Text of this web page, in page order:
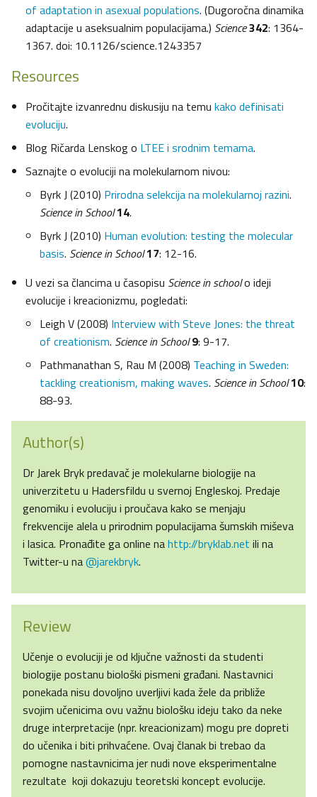
of adaptation in asexual populations. (Dugoročna dinamika
adaptacije u aseksualnim populacijama.) Science342: 1364-
1367. doi: 10.1126/science.1243357
Resources
Pročitajte izvanrednu diskusiju na temu kako definisati
evoluciju.
Blog Ričarda Lenskog o LTEE i srodnim temama.
Saznajte o evoluciji na molekularnom nivou:
Byrk J (2010) Prirodna selekcija na molekularnoj razini.
Science in School14.
Byrk J (2010) Human evolution: testing the molecular
basis. Science in School17: 12-16.
U vezi sa člancima u časopisu Science in schoolo ideji
evolucije i kreacionizmu, pogledati:
Leigh V (2008) Interview with Steve Jones: the threat
of creationism. Science in School9: 9-17.
Pathmanathan S, Rau M (2008) Teaching in Sweden:
tackling creationism, making waves. Science in School10:
88-93.
Author(s)
Dr Jarek Bryk predavač je molekularne biologije na
univerzitetu u Hadersfildu u svernoj Engleskoj. Predaje
genomiku i evoluciju i proučava kako se menjaju
frekvencije alela u prirodnim populacijama šumskih miševa
i lasica. Pronađite ga online nahttp://bryklab.net ili na
Twitter-u na@jarekbryk.
Review
Učenje o evoluciji je od ključne važnosti da studenti
biologije postanu biološki pismeni građani. Nastavnici
ponekada nisu dovoljno uverljivi kada žele da približe
svojim učenicima ovu važnu biološku ideju tako da neke
druge interpretacije (npr. kreacionizam) mogu pre dopreti
do učenika i biti prihvaćene. Ovaj članak bi trebao da
pomogne nastavnicima jer nudi nove eksperimentalne
rezultate koji dokazuju teoretski koncept evolucije.